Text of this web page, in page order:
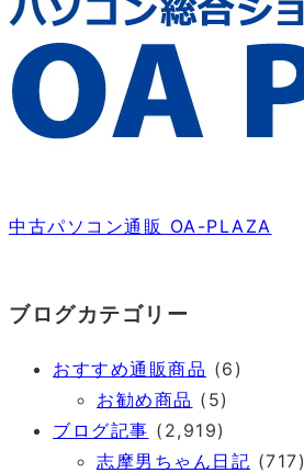
中古パソコン通販 OA-PLAZA
ブログカテゴリー
おすすめ通販商品 (6)
お勧め商品 (5)
ブログ記事 (2,919)
志摩男ちゃん日記 (717)